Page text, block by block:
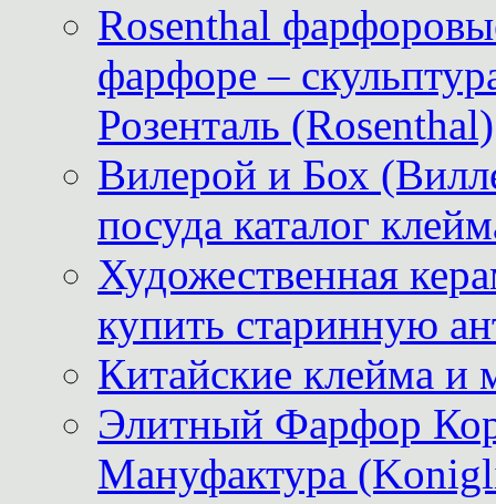
Rosenthal
фарфоре –
Розенталь (Rosenthal)
Вилерой и Бох
посуда каталог
Художественная
купить старинную
Китайские клейма и
Элитный Фарфор
Мануфактура